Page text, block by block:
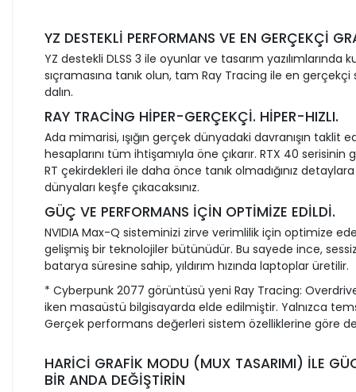
YZ DESTEKLİ PERFORMANS VE EN GERÇEKÇİ
YZ destekli DLSS 3 ile oyunlar ve tasarım yazılımlarında
sıçramasına tanık olun, tam Ray Tracing ile en
dalın.
RAY TRACİNG HİPER-GERÇEKÇİ. HİPER-HIZLI.
Ada mimarisi, ışığın gerçek dünyadaki davranışın taklit
hesaplarını tüm ihtişamıyla öne çıkarır. RTX 40 serisinin
RT çekirdekleri ile daha önce tanık olmadığınız
dünyaları keşfe çıkacaksınız.
GÜÇ VE PERFORMANS İÇİN OPTİMİZE EDİLDİ.
NVIDIA Max-Q sisteminizi zirve verimlilik için optimize
gelişmiş bir teknolojiler bütünüdür. Bu sayede ince,
batarya süresine sahip, yıldırım hızında laptoplar üretilir.
* Cyberpunk 2077 görüntüsü yeni Ray Tracing:
iken masaüstü bilgisayarda elde edilmiştir. Yalnızca
Gerçek performans değerleri sistem özelliklerine göre
HARİCİ GRAFİK MODU (MUX TASARIMI) İLE
BİR ANDA DEĞİŞTİRİN